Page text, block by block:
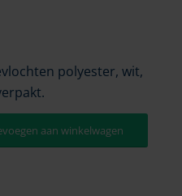
polyester, wit,
aan winkelwagen